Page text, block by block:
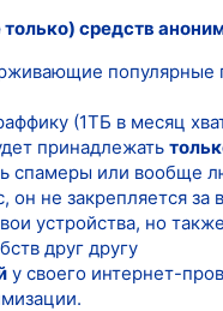
средств
(1ТБ в месяц
принадлежать
спамеры или вообще
он не закрепляется
устройства, но
друг другу
у своего интернет-